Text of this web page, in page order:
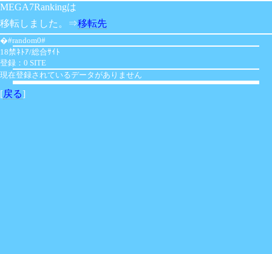
MEGA7Rankingは
移転しました。⇒移転先
�#random0#
18禁ﾈﾄｱ/総合ｻｲﾄ
登録：0 SITE
現在登録されているデータがありません
[戻る]